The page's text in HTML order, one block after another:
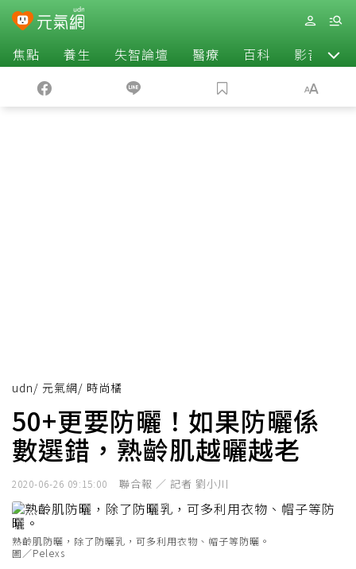
焦點 養生 失智論壇 醫療 百科 影音
udn/ 元氣網/ 時尚橘
50+更要防曬！如果防曬係
數選錯，熟齡肌越曬越老
2020-06-26 09:15:00 聯合報 ／ 記者 劉小川
熟齡肌防曬，除了防曬乳，可多利用衣物、帽子等防曬。
圖／Pelexs